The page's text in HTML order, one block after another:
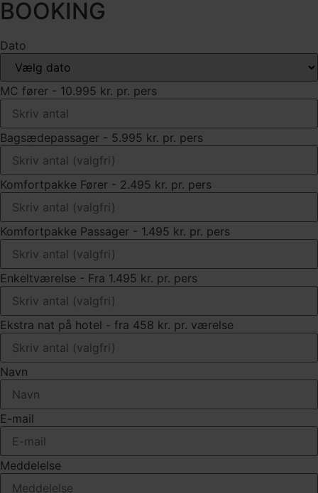
BOOKING
Dato
MC fører - 10.995 kr. pr. pers
Bagsædepassager - 5.995 kr. pr. pers
Komfortpakke Fører - 2.495 kr. pr. pers
Komfortpakke Passager - 1.495 kr. pr. pers
Enkeltværelse - Fra 1.495 kr. pr. pers
Ekstra nat på hotel - fra 458 kr. pr. værelse
Navn
E-mail
Meddelelse